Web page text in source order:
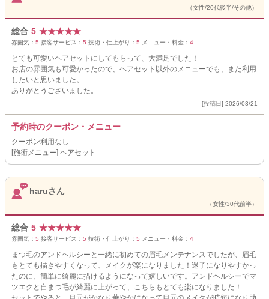
（女性/20代後半/その他）
総合 5 ★★★★★
雰囲気： 5 接客サービス： 5 技術・仕上がり： 5 メニュー・料金： 4
とても可愛いヘアセットにしてもらって、大満足でした！
お店の雰囲気も可愛かったので、ヘアセット以外のメニューでも、また利用
したいと思いました。
ありがとうございました。
[投稿日] 2026/03/21
予約時のクーポン・メニュー
クーポン利用なし
[施術メニュー] ヘアセット
haruさん
（女性/30代前半）
総合 5 ★★★★★
雰囲気： 5 接客サービス： 5 技術・仕上がり： 5 メニュー・料金： 4
まつ毛のアンドヘルシーと一緒に初めての眉毛メンテナンスでしたが、眉毛
もとても描きやすくなって、メイクが楽になりました！迷子になりやすかっ
たのに、簡単に綺麗に描けるようになって嬉しいです。アンドヘルシーでマ
ツエクと自まつ毛が綺麗に上がって、こちらもとても楽になりました！